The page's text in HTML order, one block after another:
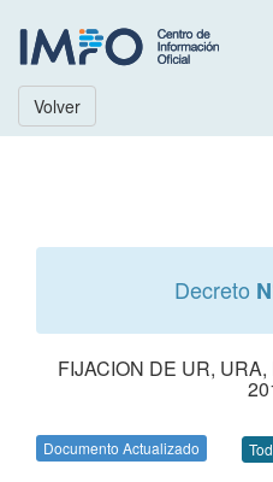
Volver
Decreto
FIJACION DE UR,
Documento Actualizado